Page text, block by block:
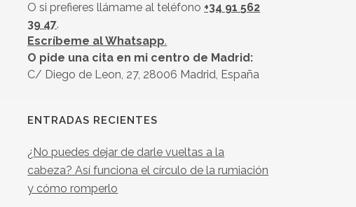
O si prefieres llámame al teléfono +34 91 562
39 47.
Escríbeme al Whatsapp.
O pide una cita en mi centro de Madrid:
C/ Diego de Leon, 27, 28006 Madrid, España
ENTRADAS RECIENTES
¿No puedes dejar de darle vueltas a la
cabeza? Así funciona el círculo de la rumiación
y cómo romperlo